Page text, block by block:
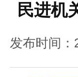
民进机
发布时间：